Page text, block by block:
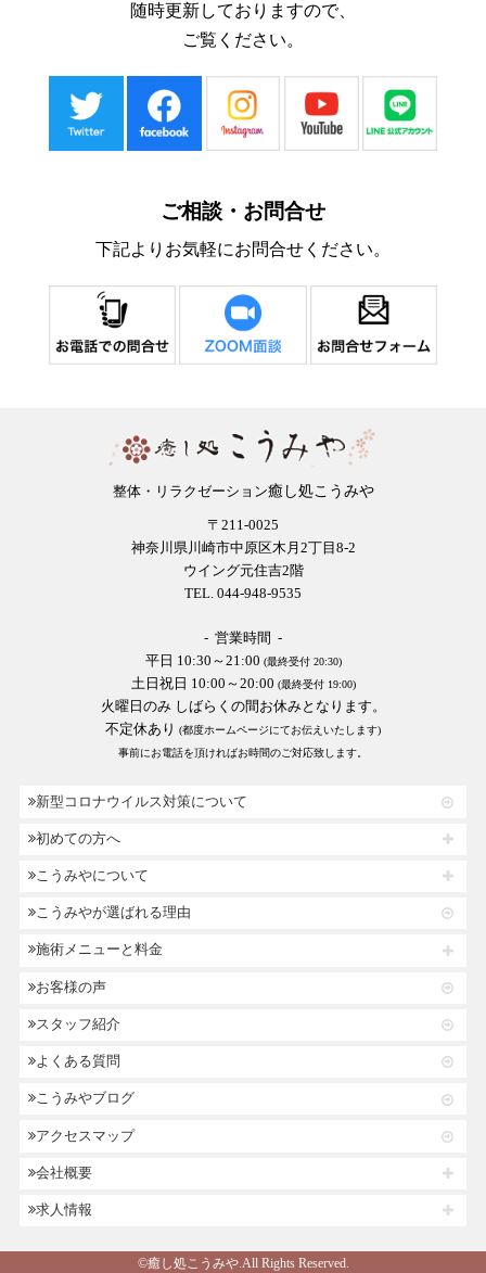
随時更新しておりますので、
ご覧ください。
ご相談・お問合せ
下記よりお気軽にお問合せください。
整体・リラクゼーション癒し処こうみや
〒211-0025
神奈川県川崎市中原区木月2丁目8-2
ウイング元住吉2階
TEL. 044-948-9535
- 営業時間 -
平日 10:30～21:00 (最終受付 20:30)
土日祝日 10:00～20:00 (最終受付 19:00)
火曜日のみ しばらくの間お休みとなります。
不定休あり (都度ホームページにてお伝えいたします)
事前にお電話を頂ければお時間のご対応致します。
新型コロナウイルス対策について
初めての方へ
こうみやについて
こうみやが選ばれる理由
施術メニューと料金
お客様の声
スタッフ紹介
よくある質問
こうみやブログ
アクセスマップ
会社概要
求人情報
©癒し処こうみや.All Rights Reserved.